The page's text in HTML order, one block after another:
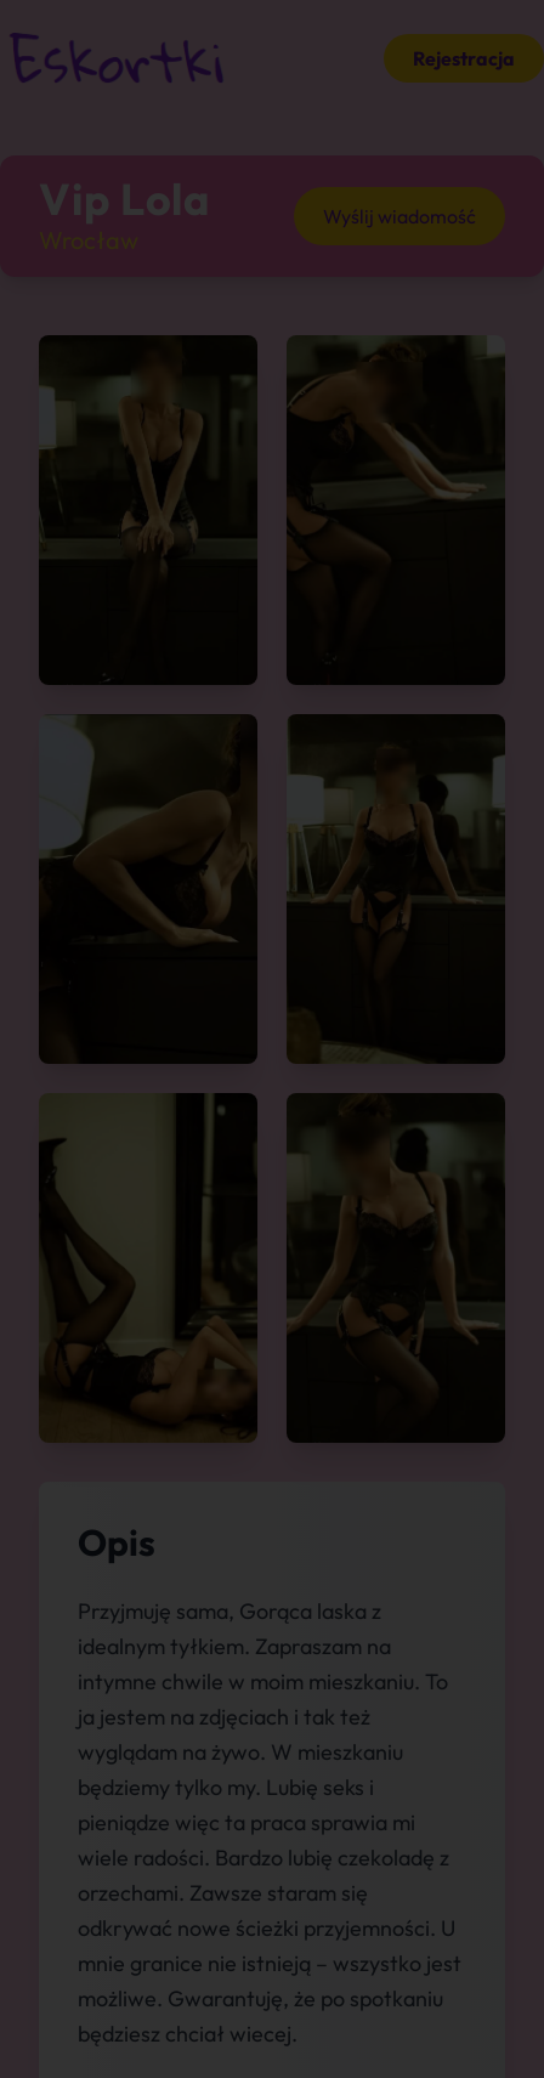
Rejestracja
Vip Lola Wyślij wiadomość
Opis
Przyjmuję sama, Gorąca laska z
idealnym tyłkiem. Zapraszam na
intymne chwile w moim mieszkaniu. To
ja jestem na zdjęciach i tak też
wyglądam na żywo. W mieszkaniu
będziemy tylko my. Lubię seks i
pieniądze więc ta praca sprawia mi
wiele radości. Bardzo lubię czekoladę z
orzechami. Zawsze staram się
odkrywać nowe ścieżki przyjemności. U
mnie granice nie istnieją – wszystko jest
możliwe. Gwarantuję, że po spotkaniu
będziesz chciał wiecej.